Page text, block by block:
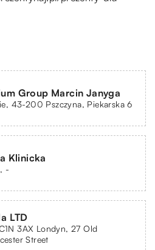
Group Marcin Janyga
43-200 Pszczyna, Piekarska 6
Klinicka
-
LTD
3AX Londyn, 27 Old
Street